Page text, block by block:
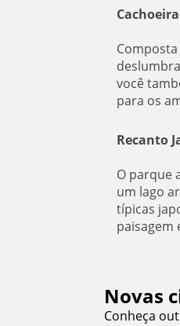
você
para os
Recanto
O parque
um lago
típicas
paisagem
Novas
Conheça